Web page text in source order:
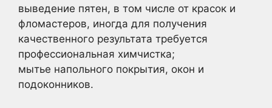
выведение пятен, в том числе от красок и
фломастеров, иногда для получения
качественного результата требуется
профессиональная химчистка;
мытье напольного покрытия, окон и
подоконников.